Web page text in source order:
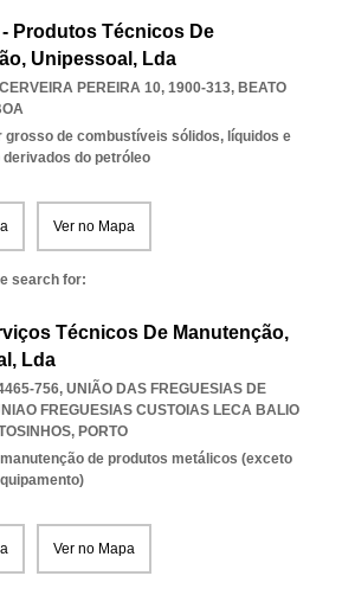
- Produtos Técnicos De
Unipessoal, Lda
PEREIRA 10, 1900-313, BEATO
grosso de combustíveis sólidos, líquidos e
do petróleo
Ver no Mapa
search for:
Técnicos De Manutenção,
Lda
756, UNIÃO DAS FREGUESIAS DE
FREGUESIAS CUSTOIAS LECA BALIO
, PORTO
de produtos metálicos (exceto
Ver no Mapa